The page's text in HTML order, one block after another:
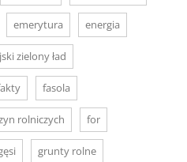
emerytura energia
zielony ład
fasola
rolniczych for
grunty rolne